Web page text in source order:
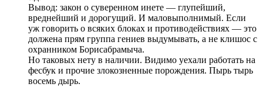
Вывод: закон о суверенном инете — глупейший,
вреднейший и дорогущий. И маловыполнимый. Если
уж говорить о всяких блоках и противодействиях — это
должена прям группа гениев выдумывать, а не клишос с
охранником Борисабрамыча.
Но таковых нету в наличии. Видимо уехали работать на
фесбук и прочие злокозненные порождения. Пырь тырь
восемь дырь.